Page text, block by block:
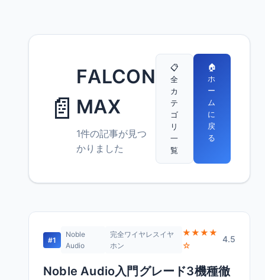
📄
FALCON
MAX
1件の記事が見つ
かりました
📋
全
カ
テ
ゴ
リ
一
覧
🏠
ホ
ー
ム
に
戻
る
#1
Noble
Audio
完全ワイヤレスイヤ
ホン
★★★★
☆
4.5
Noble Audio入門グレード3機種徹